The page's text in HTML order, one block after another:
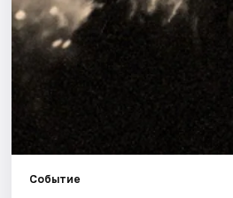
Города
Площадки
Событие